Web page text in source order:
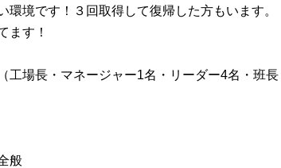
環境です！３回取得して復帰した方もいます。
ます！
場長・マネージャー1名・リーダー4名・班長
般